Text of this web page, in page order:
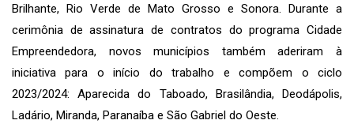
Brilhante, Rio Verde de Mato Grosso e Sonora. Durante a
cerimônia de assinatura de contratos do programa Cidade
Empreendedora, novos municípios também aderiram à
iniciativa para o início do trabalho e compõem o ciclo
2023/2024: Aparecida do Taboado, Brasilândia, Deodápolis,
Ladário, Miranda, Paranaíba e São Gabriel do Oeste.